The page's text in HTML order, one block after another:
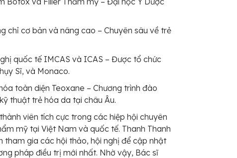
chỉ cơ bản và nâng cao – Chuyên sâu về trẻ
quốc tế IMCAS và ICAS – Được tổ chức
Sĩ, và Monaco.
toàn diện Teoxane – Chương trình đào
thuật trẻ hóa da tại châu Âu.
viên tích cực trong các hiệp hội chuyên
mỹ tại Việt Nam và quốc tế. Thanh Thanh
tham gia các hội thảo, hội nghị để cập nhật
pháp điều trị mới nhất. Nhờ vậy, Bác sĩ